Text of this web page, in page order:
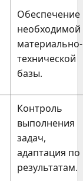
Обеспечение
необходимой
материально-
технической
базы.
Контроль
выполнения
задач,
адаптация по
результатам.